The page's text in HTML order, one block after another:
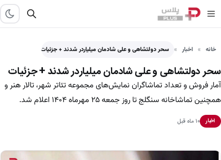
خانه اخبار سحر دولتشاهی و علی شادمان میلیاردر شدند + جزئیات
سحر دولتشاهی و علی شادمان میلیاردر شدند + جزئیات
آمار فروش و تعداد تماشاگران نمایش‌های مجموعه‌ تئاتر شهر، تالار ‌هنر و
همچنین تماشاخانه سنگلج تا روز جمعه ۲۵ مهرماه ۱۴۰۴ اعلام شد.
اخبار ۱۰ ماه قبل